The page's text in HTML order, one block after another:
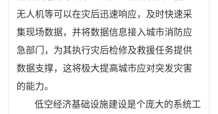
无人机等可以在灾后迅速响应，及时快速采
集现场数据，并将数据信息接入城市消防应
急部门，为其执行灾后检修及救援任务提供
数据支撑，这将极大提高城市应对突发灾害
的能力。
低空经济基础设施建设是个庞大的系统工